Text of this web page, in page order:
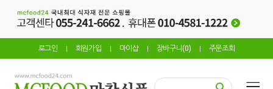
로그인 회원가입 마이샵 장바구니(0) 주문조회